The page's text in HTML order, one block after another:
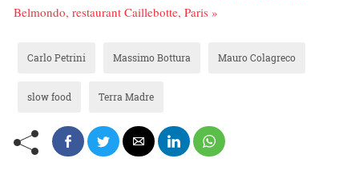
Belmondo, restaurant Caillebotte, Paris »
Carlo Petrini Massimo Bottura Mauro Colagreco
slow food Terra Madre